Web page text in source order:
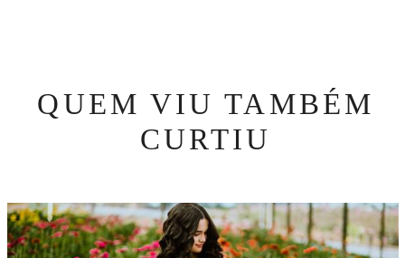
QUEM VIU TAMBÉM
CURTIU